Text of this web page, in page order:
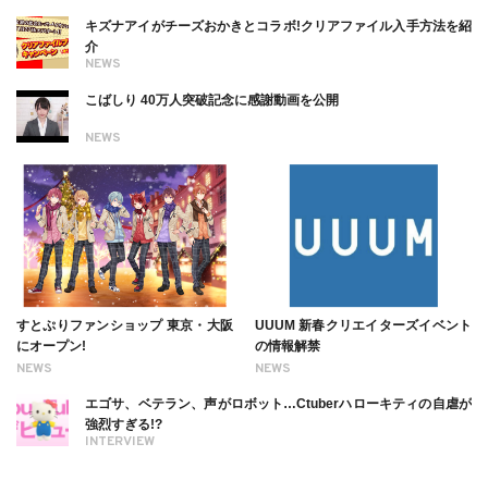
NEWS
キズナアイがチーズおかきとコラボ!クリアファイル入手方法を紹
介
NEWS
こばしり 40万人突破記念に感謝動画を公開
NEWS
すとぷりファンショップ 東京・大阪
にオープン!
NEWS
UUUM 新春クリエイターズイベント
の情報解禁
INTERVIEW
エゴサ、ベテラン、声がロボット…Ctuberハローキティの自虐が
強烈すぎる!?